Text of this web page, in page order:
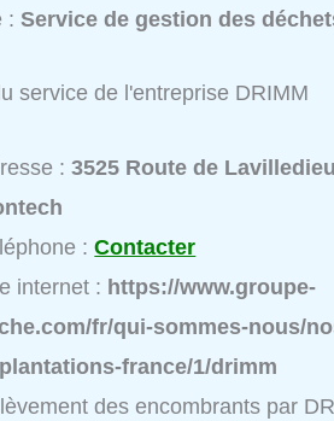
:Service de gestion des
service de l'entreprise DRIMM
:3525 Route de
:Contacter
internet : https://www.groupe-
fr/qui-sommes-nous/
france/1/drimm
des encombrants par